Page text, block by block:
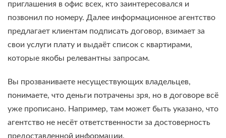
приглашения в офис всех, кто заинтересовался и
позвонил по номеру. Далее информационное агентство
предлагает клиентам подписать договор, взимает за
свои услуги плату и выдаёт список с квартирами,
которые якобы релевантны запросам.
Вы прозваниваете несуществующих владельцев,
понимаете, что деньги потрачены зря, но в договоре всё
уже прописано. Например, там может быть указано, что
агентство не несёт ответственности за достоверность
предоставленной информации.